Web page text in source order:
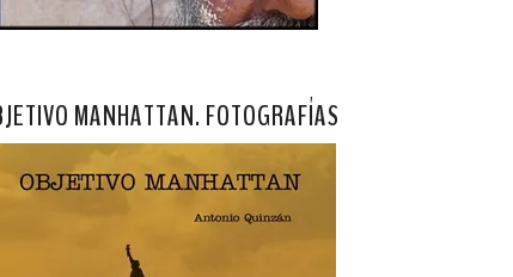
MANHATTAN. FOTOGRAFÍAS